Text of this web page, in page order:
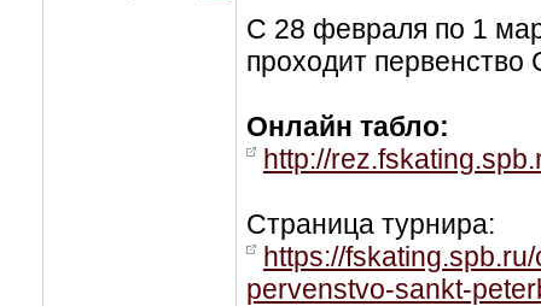
С 28 февраля по 1
проходит
Онлайн табло:
http://
Страница турнира:
https://
pervenstvo-sankt-